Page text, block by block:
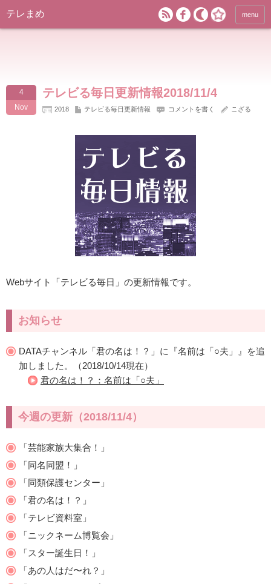
テレまめ menu
4
Nov
テレビる毎日更新情報2018/11/4
2018 テレビる毎日更新情報 コメントを書く こざる
Webサイト「テレビる毎日」の更新情報です。
お知らせ
DATAチャンネル「君の名は！？」に『名前は「○夫」』を追
加しました。（2018/10/14現在）
君の名は！？：名前は「○夫」
今週の更新（2018/11/4）
「芸能家族大集合！」
「同名同盟！」
「同類保護センター」
「君の名は！？」
「テレビ資料室」
「ニックネーム博覧会」
「スター誕生日！」
「あの人はだ〜れ？」